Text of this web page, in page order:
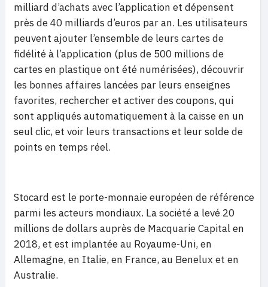
milliard d’achats avec l’application et dépensent
près de 40 milliards d’euros par an. Les utilisateurs
peuvent ajouter l’ensemble de leurs cartes de
fidélité à l’application (plus de 500 millions de
cartes en plastique ont été numérisées), découvrir
les bonnes affaires lancées par leurs enseignes
favorites, rechercher et activer des coupons, qui
sont appliqués automatiquement à la caisse en un
seul clic, et voir leurs transactions et leur solde de
points en temps réel.
Stocard est le porte-monnaie européen de référence
parmi les acteurs mondiaux. La société a levé 20
millions de dollars auprès de Macquarie Capital en
2018, et est implantée au Royaume-Uni, en
Allemagne, en Italie, en France, au Benelux et en
Australie.